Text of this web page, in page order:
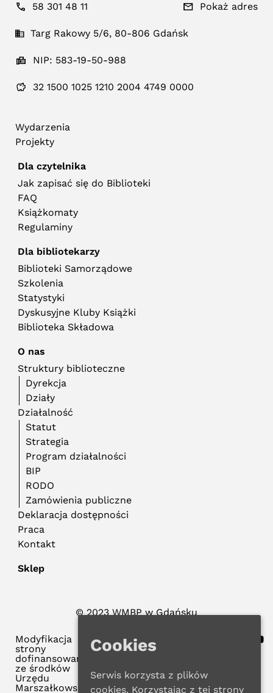
58 301 48 11 Pokaż adres
Targ Rakowy 5/6, 80-806 Gdańsk
NIP: 583-19-50-988
32 1500 1025 1210 2004 4749 0000
Wydarzenia
Projekty
Dla czytelnika
Jak zapisać się do Biblioteki
FAQ
Książkomaty
Regulaminy
Dla bibliotekarzy
Biblioteki Samorządowe
Szkolenia
Statystyki
Dyskusyjne Kluby Książki
Biblioteka Składowa
O nas
Struktury biblioteczne
Dyrekcja
Działy
Działalność
Statut
Strategia
Program działalności
BIP
RODO
Zamówienia publiczne
Deklaracja dostępności
Praca
Kontakt
Sklep
© 2023 WMBP w Gdańsku
Modyfikacja
strony
dofinansowana
ze środków
Urzędu
Marszałkowskiego
Cookies
Serwis korzysta z plików
cookies. Korzystając z tej strony